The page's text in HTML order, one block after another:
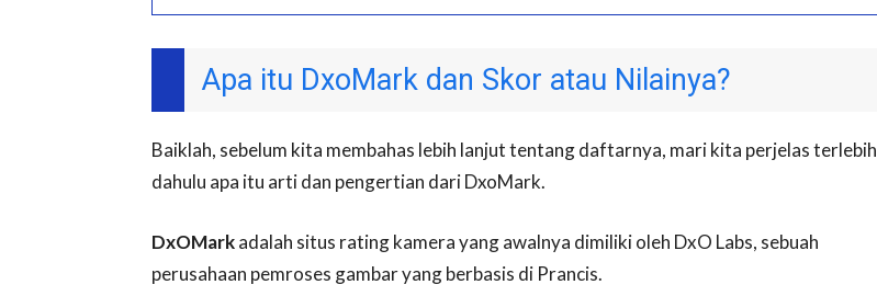
Apa itu DxoMark dan Skor atau Nilainya?
Baiklah, sebelum kita membahas lebih lanjut tentang daftarnya, mari kita perjelas terlebih
dahulu apa itu arti dan pengertian dari DxoMark.
DxOMarkadalah situs rating kamera yang awalnya dimiliki oleh DxO Labs, sebuah
perusahaan pemroses gambar yang berbasis di Prancis.